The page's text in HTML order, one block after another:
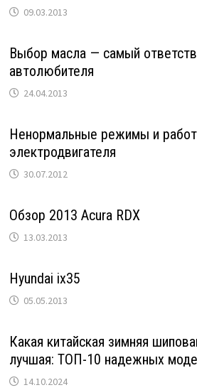
09.03.2013
Выбор масла — самый
автолюбителя
24.04.2013
Ненормальные режимы и
электродвигателя
30.07.2012
Обзор 2013 Acura RDX
13.03.2013
Hyundai ix35
05.05.2013
Какая китайская зимняя
лучшая: ТОП-10 надежных
14.10.2024